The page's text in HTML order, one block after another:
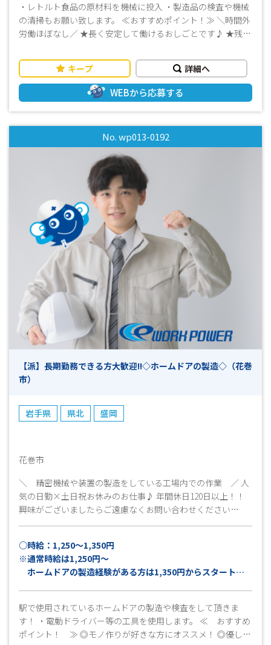
・レトルト食品の原材料を機械に投入 ・製造品の検査や機械
の清掃もお願い致します。 ≪おすすめポイント！≫ ＼時間外
労働ほぼなし／ ★長く安定して働けるおしごとです♪ ★残業
ピッタリ♪ ★当社スタッフも多数活躍中！ ★平日休みあり！
★休みが決まているので予定が立てやすい！ ・長期歓迎 ・実
務経験がなくてもOK ・週払いOK ・事前の職場見学可能です
☆☆まずはお気軽にお問い合わせください(^^)/☆☆
キープ 詳細へ
WEBから応募する
No. wp013-0192
【派】長期勤務できる方大歓迎!!◇ホームドアの製造◇（花巻
市）
岩手県 県北 盛岡
花巻市
＼ 精密機械や装置の製造をしている工場内での作業 ／ 人
気の日勤×土日祝お休みのお仕事♪ 年間休日120日以上！！
興味がございましたらご遠慮なくお問い合わせください
○時給：1,250～1,350円
※通常時給は1,250円～
ホームドアの製造経験がある方は1,350円からスタート！
〈未経験者〉
24万円以上可能
〈経験者〉
駅で使用されているホームドアの製造や検査をして頂きま
す！ ・電動ドライバー等の工具を使用します。 ≪ おすすめ
ポイント！ ≫ ◎モノ作りが好きな方にオススメ！ ◎優しい